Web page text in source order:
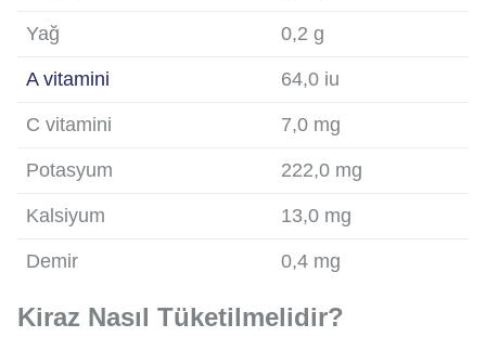
Yağ 0,2 g
A vitamini 64,0 iu
C vitamini 7,0 mg
Potasyum 222,0 mg
Kalsiyum 13,0 mg
Demir 0,4 mg
Kiraz Nasıl Tüketilmelidir?